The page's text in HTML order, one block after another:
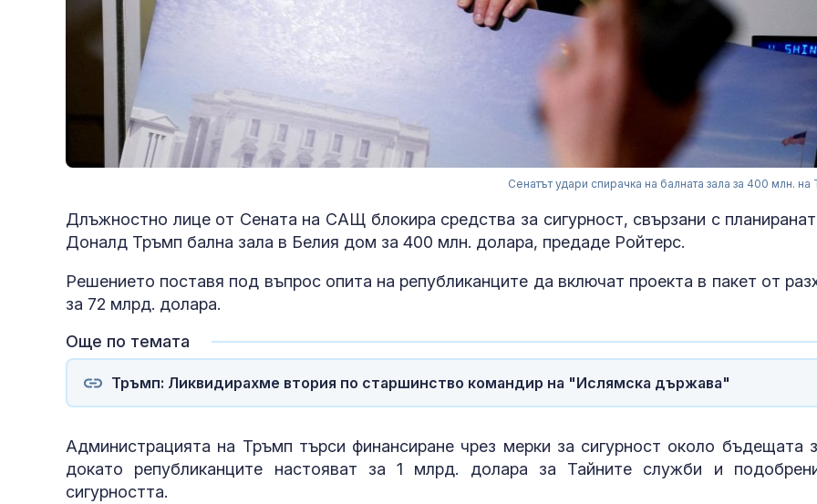
Сенатът удари спирачка на балната зала за 400 млн.
Длъжностно лице от Сената на САЩ блокира средства за сигурност, свързани с
Доналд Тръмп бална зала в Белия дом за 400 млн. долара, предаде Ройтерс.
Решението поставя под въпрос опита на републиканците да включат проекта в пакет от
за 72 млрд. долара.
Още по темата
Тръмп: Ликвидирахме втория по старшинство командир на "Ислямска държава"
Администрацията на Тръмп търси финансиране чрез мерки за сигурност около бъдещата
докато републиканците настояват за 1 млрд. долара за Тайните служби и
сигурността.